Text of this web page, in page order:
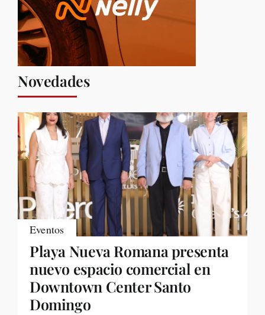
Novedades
Eventos
Playa Nueva Romana presenta
nuevo espacio comercial en
Downtown Center Santo
Domingo